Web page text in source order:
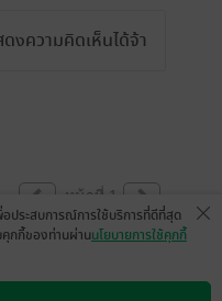
งความคิดเห็นได้จ้า
หน้าที่ 1
ประสบการณ์การใช้บริการที่ดีที่สุด
คุกกี้ของท่านผ่านนโยบายการใช้คุกกี้